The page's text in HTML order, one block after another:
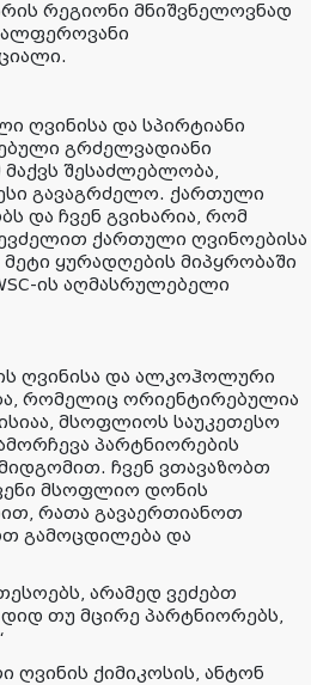
რეგიონი მნიშვნელოვნად
ღვინისა და სპირტიანი
გრძელვადიანი
შესაძლებლობა,
გავაგრძელო. ქართული
და ჩვენ გვიხარია, რომ
ქართული ღვინოებისა
ყურადღების მიპყრობაში
ის აღმასრულებელი
ღვინისა და ალკოჰოლური
რომელიც ორიენტირებულია
მსოფლიოს საუკეთესო
პარტნიორების
ჩვენ ვთავაზობთ
მსოფლიო დონის
რათა გავაერთიანოთ
გამოცდილება და
არამედ ვეძებთ
თუ მცირე პარტნიორებს,
ღვინის ქიმიკოსის, ანტონ